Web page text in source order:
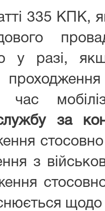
335 КПК,
у разі,
за
з
щодо